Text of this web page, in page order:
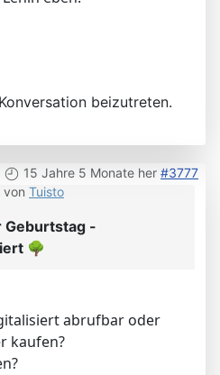
beizutreten.
15 Jahre 5 Monate her #3777
von Tuisto
Geburtstag -
🌳
abrufbar oder
kaufen?